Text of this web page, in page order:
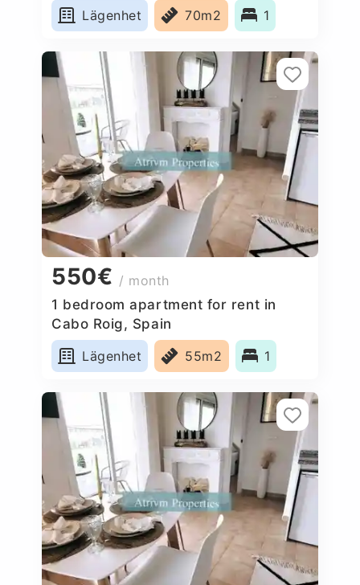
Lägenhet
70m2 1
550€ / month
1 bedroom apartment for rent in
Cabo Roig, Spain
Lägenhet
55m2 1